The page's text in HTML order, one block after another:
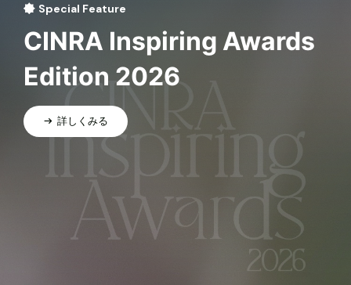
Special Feature
CINRA Inspiring Awards
Edition 2026
詳しくみる